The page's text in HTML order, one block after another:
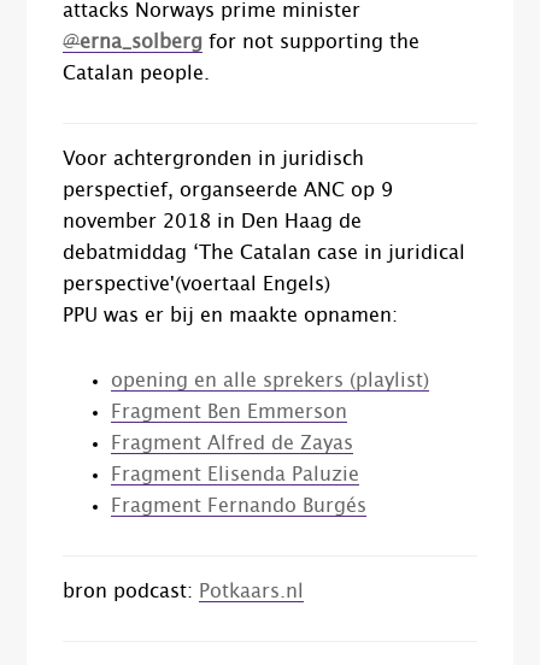
attacks Norways prime minister
@erna_solberg for not supporting the
Catalan people.
Voor achtergronden in juridisch
perspectief, organseerde ANC op 9
november 2018 in Den Haag de
debatmiddag ‘The Catalan case in juridical
perspective'(voertaal Engels)
PPU was er bij en maakte opnamen:
opening en alle sprekers (playlist)
Fragment Ben Emmerson
Fragment Alfred de Zayas
Fragment Elisenda Paluzie
Fragment Fernando Burgés
bron podcast: Potkaars.nl